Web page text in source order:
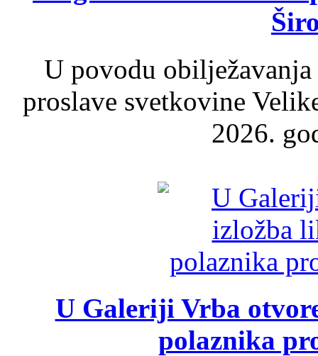
U povodu
proslave svetkovine
2026.
U Galeriji Vrba
polaznika